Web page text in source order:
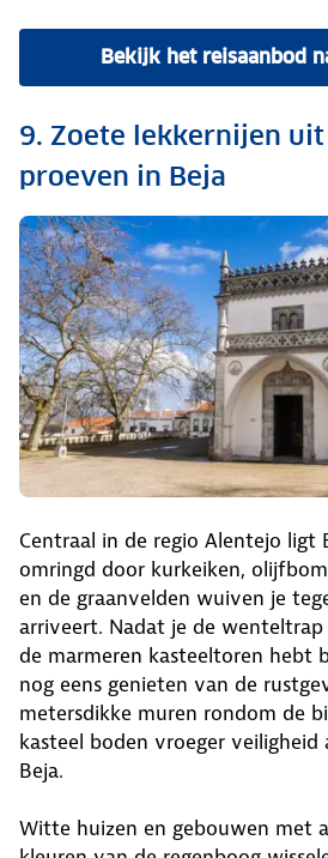
Bekijk het reisaanbod
9. Zoete lekkernijen
proeven in Beja
Centraal in de regio Alentejo ligt
omringd door kurkeiken,
en de graanvelden wuiven je
arriveert. Nadat je de
de marmeren kasteeltoren hebt
nog eens genieten van de
metersdikke muren rondom de
kasteel boden vroeger veiligheid
Beja.
Witte huizen en gebouwen met